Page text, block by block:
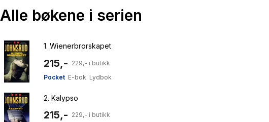
Alle bøkene i serien
1. Wienerbrorskapet
215,- 229,- i butikk
Pocket E-bok Lydbok
2. Kalypso
215,- 229,- i butikk